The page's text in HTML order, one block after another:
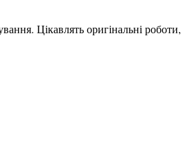
Цікавлять оригінальні роботи,